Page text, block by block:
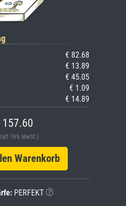
€ 82.68
€ 13.89
€ 45.05
€ 1.09
€ 14.89
157.60
19% MwSt.)
Warenkorb
PERFEKT